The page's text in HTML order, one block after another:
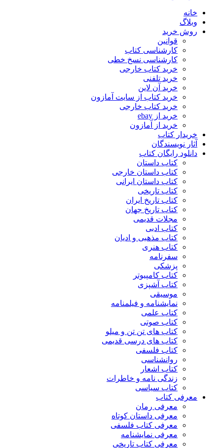
خانه
وبلاگ
روش خرید
قوانین
کارشناسی کتاب
کارشناسی نسخ خطی
خرید کتاب خارجی
خرید تلفنی
خرید آن لاین
خرید کتاب از سایت آمازون
خرید کتاب خارجی
خرید از ebay
خرید از آمازون
خریدار کتاب
آثار نویسندگان
دانلود رایگان کتاب
کتاب داستان
کتاب داستان خارجی
کتاب داستان ایرانی
کتاب تاریخی
کتاب تاریخ ایران
کتاب تاریخ جهان
مجلات قدیمی
کتاب ادبی
کتاب مذهبی و ادیان
کتاب هنری
سفرنامه
پزشکی
کتاب کامپیوتر
کتاب آشپزی
موسیقی
نمایشنامه و فیلمنامه
کتاب علمی
کتاب صوتی
کتاب های تن تن و میلو
کتاب های درسی قدیمی
کتاب فلسفی
روانشناسی
کتاب اشعار
زندگی نامه و خاطرات
کتاب سیاسی
معرفی کتاب
معرفی رمان
معرفی داستان کوتاه
معرفی کتاب فلسفی
معرفی نمایشنامه
معرفی کتاب تاریخی